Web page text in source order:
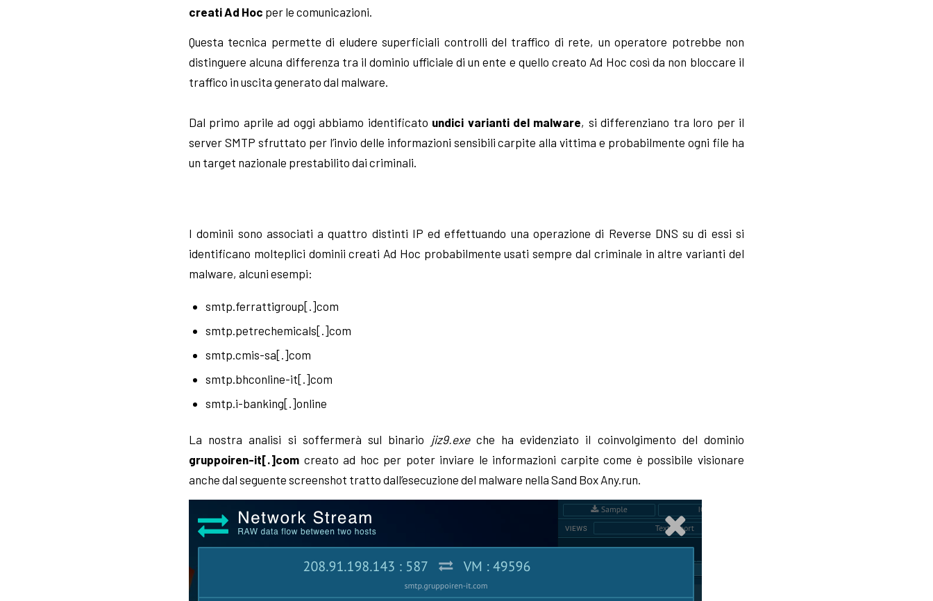
creati Ad Hoc per le comunicazioni.
Questa tecnica permette di eludere superficiali controlli del traffico di rete, un operatore potrebbe non
distinguere alcuna differenza tra il dominio ufficiale di un ente e quello creato Ad Hoc così da non bloccare il
traffico in uscita generato dal malware.
Dal primo aprile ad oggi abbiamo identificato undici varianti del malware, si differenziano tra loro per il
server SMTP sfruttato per l’invio delle informazioni sensibili carpite alla vittima e probabilmente ogni file ha
un target nazionale prestabilito dai criminali.
I dominii sono associati a quattro distinti IP ed effettuando una operazione di Reverse DNS su di essi si
identificano molteplici dominii creati Ad Hoc probabilmente usati sempre dal criminale in altre varianti del
malware, alcuni esempi:
smtp.ferrattigroup[.]com
smtp.petrechemicals[.]com
smtp.cmis-sa[.]com
smtp.bhconline-it[.]com
smtp.i-banking[.]online
La nostra analisi si soffermerà sul binario jiz9.exeche ha evidenziato il coinvolgimento del dominio
gruppoiren-it[.]com creato ad hoc per poter inviare le informazioni carpite come è possibile visionare
anche dal seguente screenshot tratto dall’esecuzione del malware nella Sand Box Any.run.